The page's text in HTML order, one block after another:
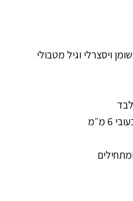
ויסצרלי וגיל מטבולי
מ״מ